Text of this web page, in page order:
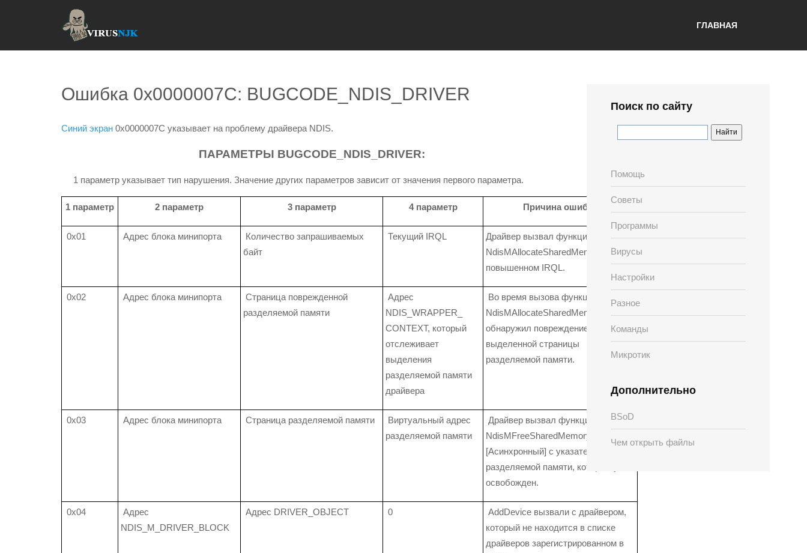
ГЛАВНАЯ
Ошибка 0x0000007C: BUGCODE_NDIS_DRIVER
Синий экран 0x0000007C указывает на проблему драйвера NDIS.
ПАРАМЕТРЫ BUGCODE_NDIS_DRIVER:
1 параметр указывает тип нарушения. Значение других параметров зависит от значения первого параметра.
1 параметр 2 параметр 3 параметр 4 параметр Причина ошибки
0x01 Адрес блока минипорта
Количество запрашиваемых
байт
Текущий IRQL
Драйвер вызвал функцию
NdisMAllocateSharedMemory() в
повышенном IRQL.
0x02 Адрес блока минипорта
Страница поврежденной
разделяемой памяти
Адрес
NDIS_WRAPPER_
CONTEXT, который
отслеживает
выделения
разделяемой памяти
драйвера
Во время вызова функции
NdisMAllocateSharedMemory() NDIS
обнаружил повреждение ранее
выделенной страницы
разделяемой памяти.
0x03 Адрес блока минипорта Страница разделяемой памяти
Виртуальный адрес
разделяемой памяти
Драйвер вызвал функцию
NdisMFreeSharedMemory
[Асинхронный] с указателем
разделяемой памяти, который уже
освобожден.
0x04
Адрес
NDIS_M_DRIVER_BLOCK
Адрес DRIVER_OBJECT 0
AddDevice вызвали с драйвером,
который не находится в списке
драйверов зарегистрированном в
Поиск по сайту
Помощь
Советы
Программы
Вирусы
Настройки
Разное
Команды
Микротик
Дополнительно
BSoD
Чем открыть файлы